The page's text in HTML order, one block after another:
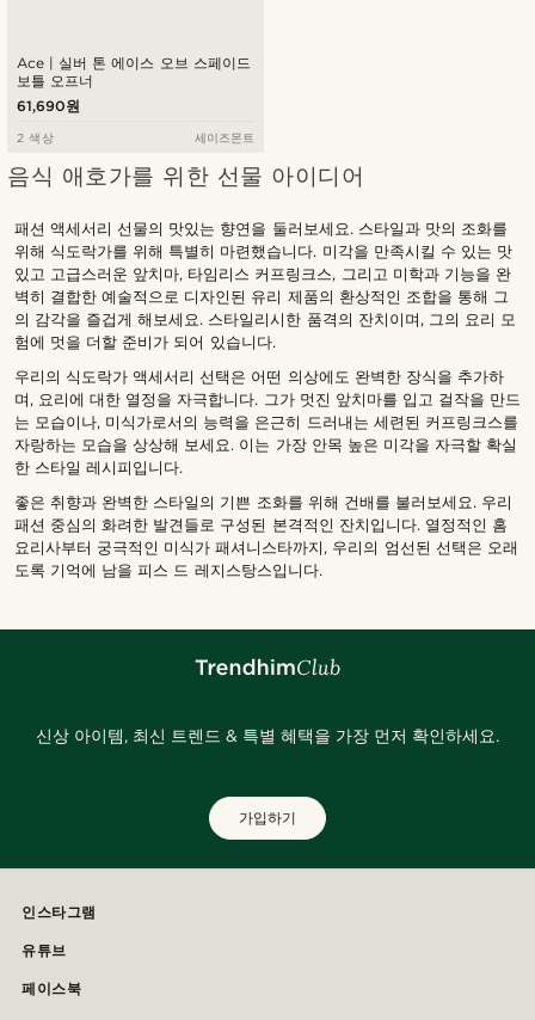
Ace | 실버 톤 에이스 오브 스페이드
보틀 오프너
61,690원
2 색상 세이즈몬트
음식 애호가를 위한 선물 아이디어
패션 액세서리 선물의 맛있는 향연을 둘러보세요. 스타일과 맛의 조화를
위해 식도락가를 위해 특별히 마련했습니다. 미각을 만족시킬 수 있는 맛
있고 고급스러운 앞치마, 타임리스 커프링크스, 그리고 미학과 기능을 완
벽히 결합한 예술적으로 디자인된 유리 제품의 환상적인 조합을 통해 그
의 감각을 즐겁게 해보세요. 스타일리시한 품격의 잔치이며, 그의 요리 모
험에 멋을 더할 준비가 되어 있습니다.
우리의 식도락가 액세서리 선택은 어떤 의상에도 완벽한 장식을 추가하
며, 요리에 대한 열정을 자극합니다. 그가 멋진 앞치마를 입고 걸작을 만드
는 모습이나, 미식가로서의 능력을 은근히 드러내는 세련된 커프링크스를
자랑하는 모습을 상상해 보세요. 이는 가장 안목 높은 미각을 자극할 확실
한 스타일 레시피입니다.
좋은 취향과 완벽한 스타일의 기쁜 조화를 위해 건배를 불러보세요. 우리
패션 중심의 화려한 발견들로 구성된 본격적인 잔치입니다. 열정적인 홈
요리사부터 궁극적인 미식가 패셔니스타까지, 우리의 엄선된 선택은 오래
도록 기억에 남을 피스 드 레지스탕스입니다.
신상 아이템, 최신 트렌드 & 특별 혜택을 가장 먼저 확인하세요.
가입하기
인스타그램
유튜브
페이스북